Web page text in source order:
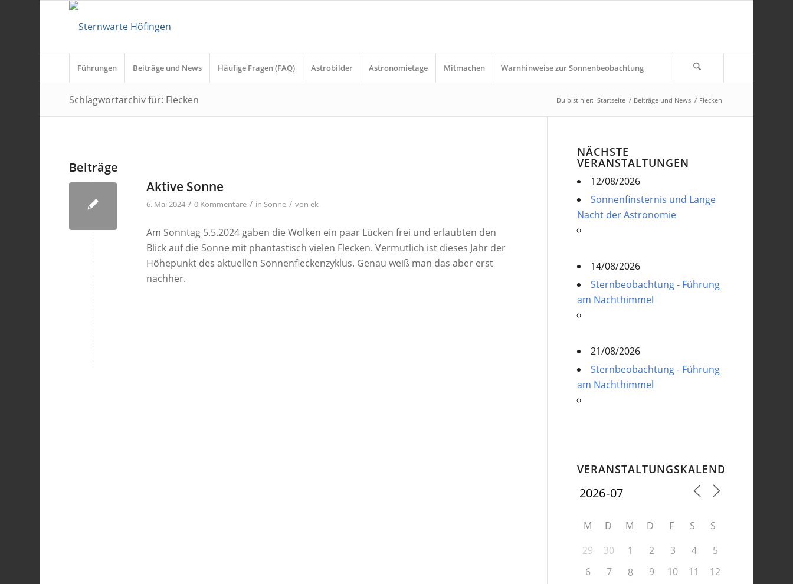
Führungen Beiträge und News Häufige Fragen (FAQ) Astrobilder Astronomietage Mitmachen Warnhinweise zur Sonnenbeobachtung
Schlagwortarchiv für: Flecken Du bist hier: Startseite / Beiträge und News / Flecken
Beiträge
Aktive Sonne
6. Mai 2024 / 0 Kommentare / in Sonne / vonek
Am Sonntag 5.5.2024 gaben die Wolken ein paar Lücken frei und erlaubten den
Blick auf die Sonne mit phantastisch vielen Flecken. Vermutlich ist dieses Jahr der
Höhepunkt des aktuellen Sonnenfleckenzyklus. Genau weiß man das aber erst
nachher.
NÄCHSTE
VERANSTALTUNGEN
12/08/2026
Sonnenfinsternis und Lange
Nacht der Astronomie
14/08/2026
Sternbeobachtung - Führung
am Nachthimmel
21/08/2026
Sternbeobachtung - Führung
am Nachthimmel
VERANSTALTUNGSKALENDER
M D M D F S
S
29
30 1 2 3 4
5
6
7 8 9 10 11
12